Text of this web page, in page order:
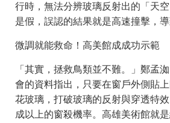
行時，無法分辨玻璃反射出的「天
是假，誤認的結果就是高速撞擊，導
微調就能救命！高美館成成功示範
「其實，拯救鳥類並不難。」鄭孟
會的資料指出，只要在窗戶外側貼
花玻璃，打破玻璃的反射與穿透特
成以上的窗殺機率。高雄美術館就